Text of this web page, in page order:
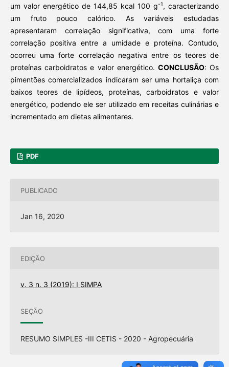
um valor energético de 144,85 kcal 100 g-1, caracterizando
um fruto pouco calórico. As variáveis estudadas
apresentaram correlação significativa, com uma forte
correlação positiva entre a umidade e proteína. Contudo,
ocorreu uma forte correlação negativa entre os teores de
proteínas carboidratos e valor energético. CONCLUSÃO: Os
pimentões comercializados indicaram ser uma hortaliça com
baixos teores de lipídeos, proteínas, carboidratos e valor
energético, podendo ele ser utilizado em receitas culinárias e
incrementado em dietas alimentares.
PDF
PUBLICADO
Jan 16, 2020
EDIÇÃO
v. 3 n. 3 (2019): I SIMPA
SEÇÃO
RESUMO SIMPLES -III CETIS - 2020 - Agropecuária